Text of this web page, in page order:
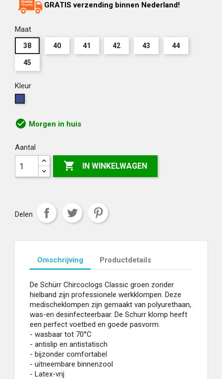
GRATIS verzending binnen Nederland!
Maat
38 40 41 42 43 44
45
Kleur
check_circle Morgen in huis
Aantal
 IN WINKELWAGEN
Delen
Omschrijving Productdetails
De Schürr Chircoclogs Classic groen zonder
hielband zijn professionele werkklompen. Deze
medischeklompen zijn gemaakt van polyurethaan,
was-en desinfecteerbaar. De Schurr klomp heeft
een perfect voetbed en goede pasvorm.
- wasbaar tot 70°C
- antislip en antistatisch
- bijzonder comfortabel
- uitneembare binnenzool
- Latex-vrij